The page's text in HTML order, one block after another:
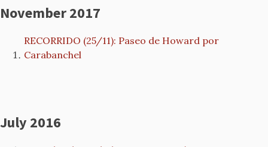
November 2017
RECORRIDO (25/11): Paseo de Howard por
Carabanchel
July 2016